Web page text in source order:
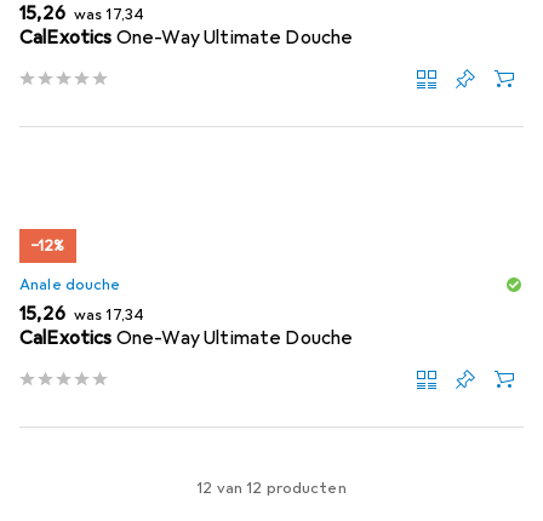
EUR
15,26 wasEUR
17,34
CalExotics One-Way Ultimate Douche
−12%
Anale douche
EUR
15,26 wasEUR
17,34
CalExotics One-Way Ultimate Douche
12 van 12 producten